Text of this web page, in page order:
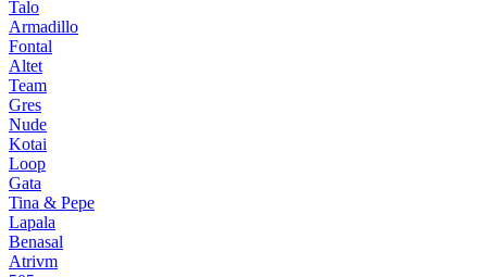
Talo
Armadillo
Fontal
Altet
Team
Gres
Nude
Kotai
Loop
Gata
Tina & Pepe
Lapala
Benasal
Atrivm